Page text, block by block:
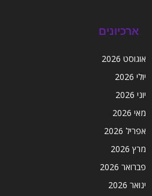
ארכיונים
אוגוסט 2026
יולי 2026
יוני 2026
מאי 2026
אפריל 2026
מרץ 2026
פברואר 2026
ינואר 2026